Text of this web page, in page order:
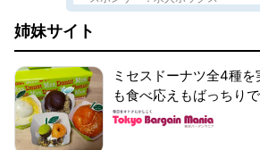
姉妹サイト
ミセスドーナツ全4種
も食べ応えもばっちりで